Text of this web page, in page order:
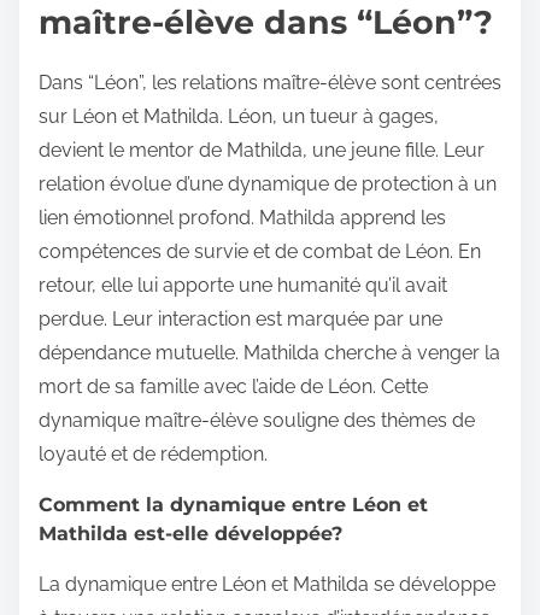
maître-élève dans “Léon”?
Dans “Léon”, les relations maître-élève sont centrées
sur Léon et Mathilda. Léon, un tueur à gages,
devient le mentor de Mathilda, une jeune fille. Leur
relation évolue d’une dynamique de protection à un
lien émotionnel profond. Mathilda apprend les
compétences de survie et de combat de Léon. En
retour, elle lui apporte une humanité qu’il avait
perdue. Leur interaction est marquée par une
dépendance mutuelle. Mathilda cherche à venger la
mort de sa famille avec l’aide de Léon. Cette
dynamique maître-élève souligne des thèmes de
loyauté et de rédemption.
Comment la dynamique entre Léon et
Mathilda est-elle développée?
La dynamique entre Léon et Mathilda se développe